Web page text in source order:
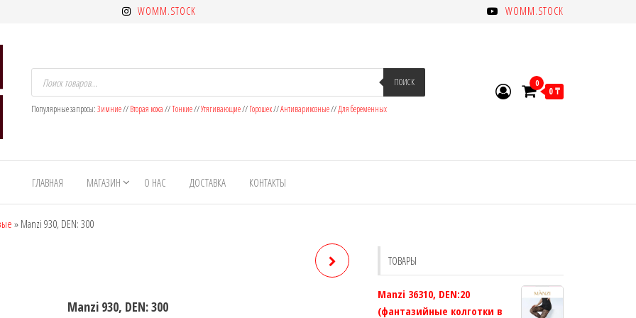
WOMM.STOCK WOMM.STOCK
Поиск
товаров ПОИСК
Популярные запросы:Зимние//Вторая кожа//Тонкие//Утягивающие//Горошек//Антиварикозные//Для беременных
0
0 ₸
ГЛАВНАЯ МАГАЗИН О НАС ДОСТАВКА КОНТАКТЫ
» Manzi 930, DEN: 300
Manzi 930, DEN: 300
ТОВАРЫ
Manzi 36310, DEN:20
(фантазийные колготки в